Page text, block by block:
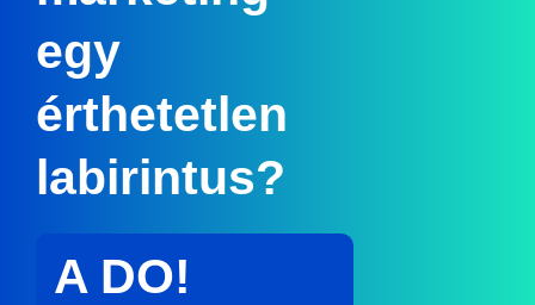
egy
érthetetlen
labirintus?
A DO!